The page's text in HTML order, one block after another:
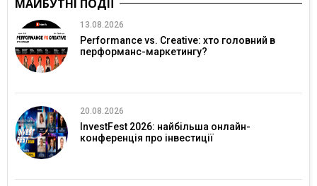
МАЙБУТНІ ПОДІЇ
13.08.2026
Performance vs. Creative: хто головний в
перформанс-маркетингу?
20.08.2026
InvestFest 2026: найбільша онлайн-
конференція про інвестиції